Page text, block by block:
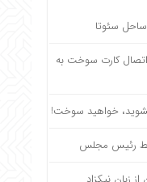
سئوتا
اتصال کارت سوخت به
خواهید سوخت!
رئیس مجلس